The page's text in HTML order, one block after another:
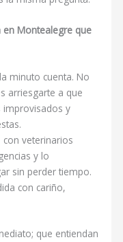
en Montealegre que
minuto cuenta. No
arriesgarte a que
improvisados y
veterinarios
y lo
sin perder tiempo.
con cariño,
que entiendan